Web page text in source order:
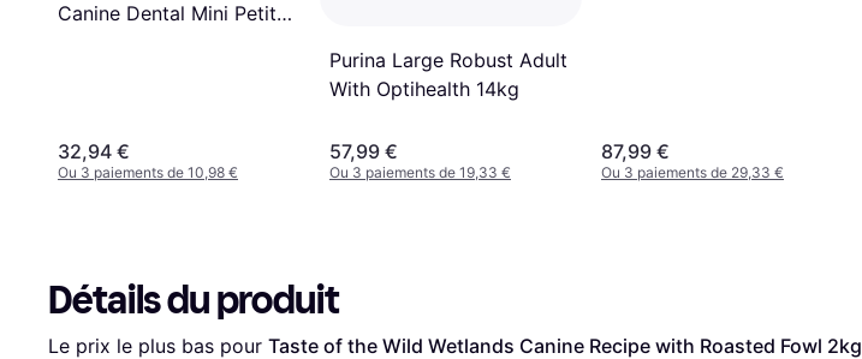
Canine Dental Mini Petit
32,94 €
Ou 3 paiements de 10,98 €
Purina Large Robust Adult
With Optihealth 14kg
57,99 €
Ou 3 paiements de 19,33 €
87,99 €
Ou 3 paiements de 29,33 €
Détails du produit
Le prix le plus bas pour Taste of the Wild Wetlands Canine Recipe with Roasted Fowl 2kg